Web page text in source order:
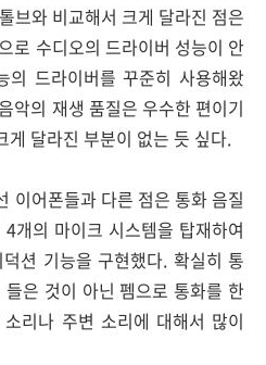
브와 비교해서 크게 달라진 점은
로 수디오의 드라이버 성능이 안
의 드라이버를 꾸준히 사용해왔
악의 재생 품질은 우수한 편이기
게 달라진 부분이 없는 듯 싶다.
이어폰들과 다른 점은 통화 음질
개의 마이크 시스템을 탑재하여
션 기능을 구현했다. 확실히 통
은 것이 아닌 펨으로 통화를 한
리나 주변 소리에 대해서 많이